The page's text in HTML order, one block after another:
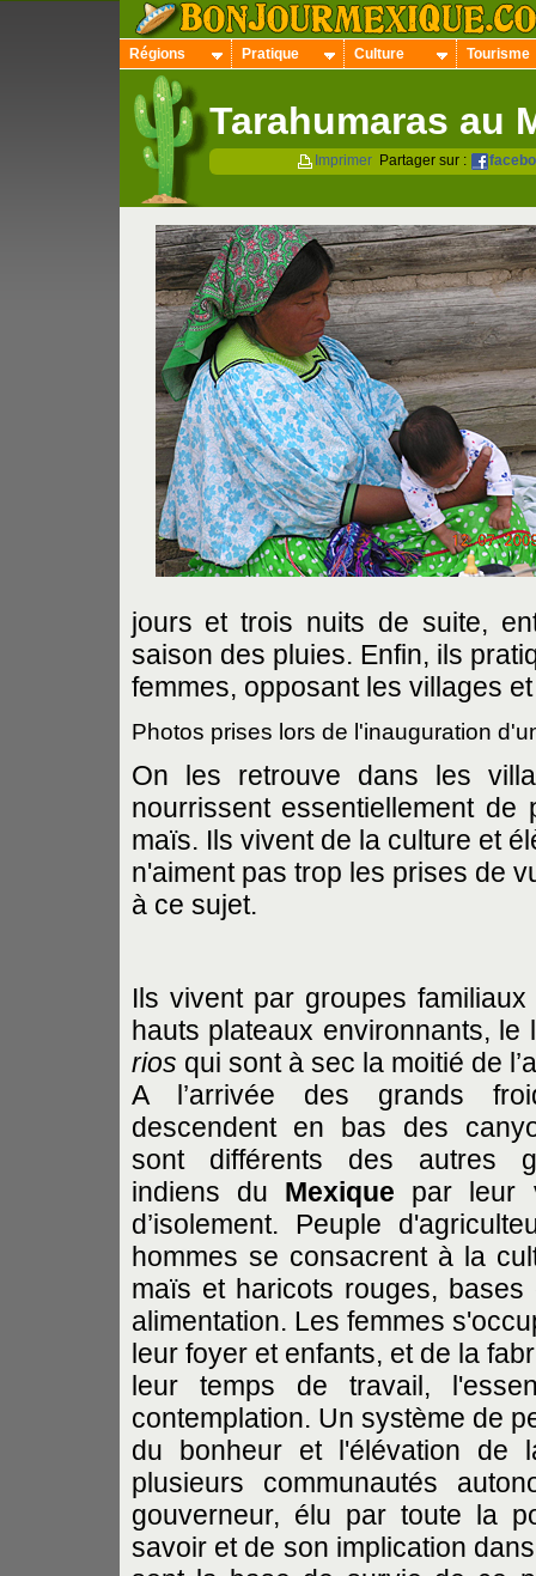
Régions Pratique Culture Tourisme
Tarahumaras au
ImprimerPartager sur :
jours et trois nuits de suite,
saison des pluies. Enfin, ils
femmes, opposant les villages
Photos prises lors de l'inauguration
On les retrouve dans les
nourrissent essentiellement
maïs. Ils vivent de la culture et
n'aiment pas trop les prises de
à ce sujet.
Ils vivent par groupes
hauts plateaux environnants, le
rios qui sont à sec la moitié de
A l’arrivée des grands
descendent en bas des
sont différents des autres
indiens du Mexique par leur
d’isolement. Peuple
hommes se consacrent à la
maïs et haricots rouges, bases
alimentation. Les femmes
leur foyer et enfants, et de la
leur temps de travail,
contemplation. Un système de
du bonheur et l'élévation de
plusieurs communautés
gouverneur, élu par toute la
savoir et de son implication